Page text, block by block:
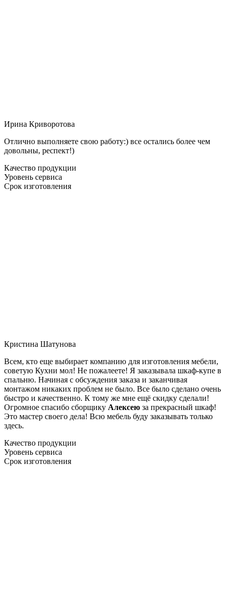
Ирина Криворотова
Отлично выполняете свою работу:) все остались более чем
довольны, респект!)
Качество продукции
Уровень сервиса
Срок изготовления
Кристина Шатунова
Всем, кто еще выбирает компанию для изготовления мебели,
советую Кухни мол! Не пожалеете! Я заказывала шкаф-купе в
спальню. Начиная с обсуждения заказа и заканчивая
монтажом никаких проблем не было. Все было сделано очень
быстро и качественно. К тому же мне ещё скидку сделали!
Огромное спасибо сборщику Алексею за прекрасный шкаф!
Это мастер своего дела! Всю мебель буду заказывать только
здесь.
Качество продукции
Уровень сервиса
Срок изготовления